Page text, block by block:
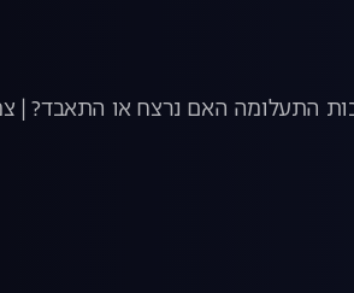
התעלומה האם נרצח או התאבד? |